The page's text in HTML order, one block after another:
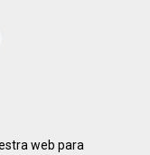
web para